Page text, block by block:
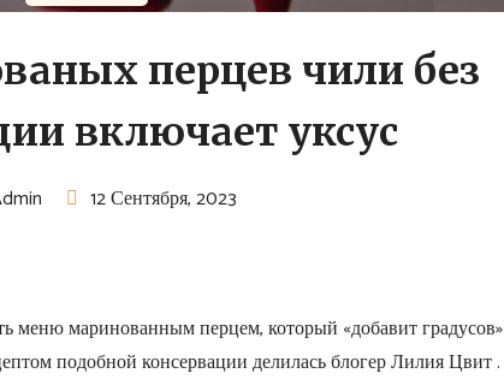
перцев чили без
включает уксус
12 Сентября, 2023
меню маринованным перцем, который «добавит градусов»
подобной консервации делилась блогер Лилия Цвит .